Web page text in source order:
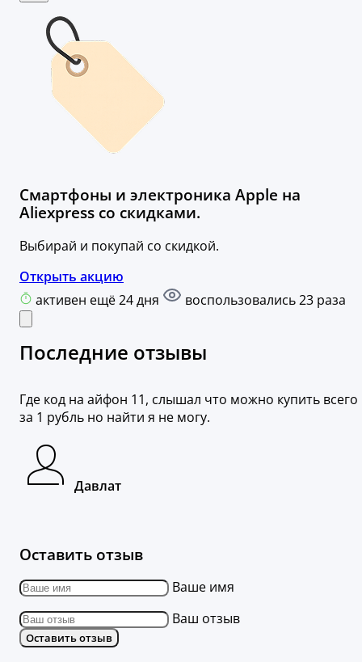
Смартфоны и электроника Apple на
Aliexpress со скидками.
Выбирай и покупай со скидкой.
Открыть акцию
активен ещё 24 дня
воспользовались 23 раза
Последние отзывы
Где код на айфон 11, слышал что можно купить всего
за 1 рубль но найти я не могу.
Давлат
Оставить отзыв
Ваше имя
Ваш отзыв
Оставить отзыв